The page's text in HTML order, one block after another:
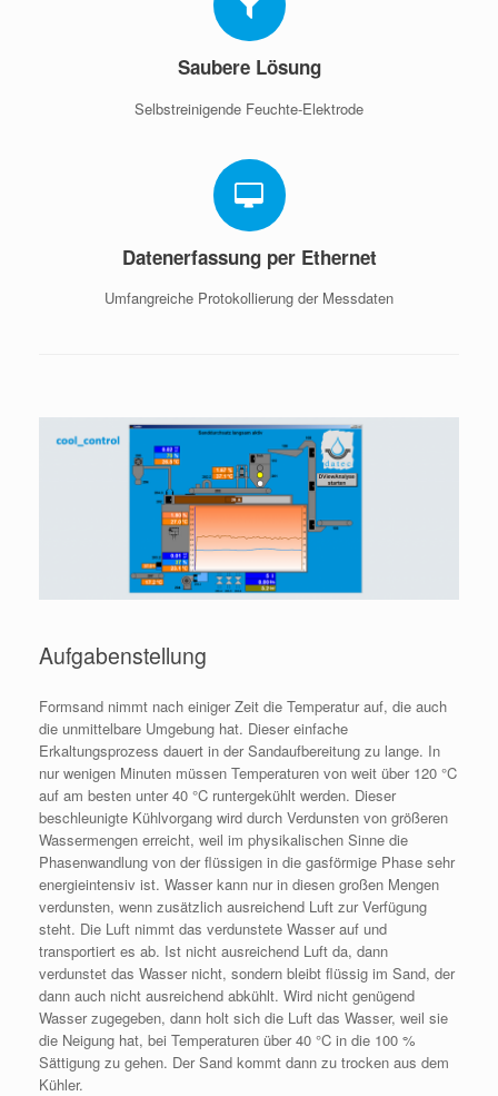
Saubere Lösung
Selbstreinigende Feuchte-Elektrode
Datenerfassung per Ethernet
Umfangreiche Protokollierung der Messdaten
Aufgabenstellung
Formsand nimmt nach einiger Zeit die Temperatur auf, die auch
die unmittelbare Umgebung hat. Dieser einfache
Erkaltungsprozess dauert in der Sandaufbereitung zu lange. In
nur wenigen Minuten müssen Temperaturen von weit über 120 °C
auf am besten unter 40 °C runtergekühlt werden. Dieser
beschleunigte Kühlvorgang wird durch Verdunsten von größeren
Wassermengen erreicht, weil im physikalischen Sinne die
Phasenwandlung von der flüssigen in die gasförmige Phase sehr
energieintensiv ist. Wasser kann nur in diesen großen Mengen
verdunsten, wenn zusätzlich ausreichend Luft zur Verfügung
steht. Die Luft nimmt das verdunstete Wasser auf und
transportiert es ab. Ist nicht ausreichend Luft da, dann
verdunstet das Wasser nicht, sondern bleibt flüssig im Sand, der
dann auch nicht ausreichend abkühlt. Wird nicht genügend
Wasser zugegeben, dann holt sich die Luft das Wasser, weil sie
die Neigung hat, bei Temperaturen über 40 °C in die 100 %
Sättigung zu gehen. Der Sand kommt dann zu trocken aus dem
Kühler.